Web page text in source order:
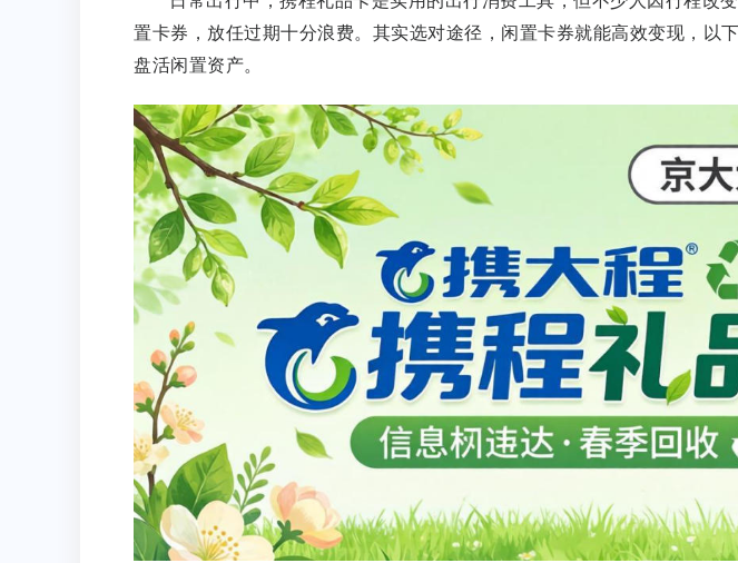
置卡券，放任过期十分浪费。其实选对途径，闲置卡券就能高效变现，以
盘活闲置资产。